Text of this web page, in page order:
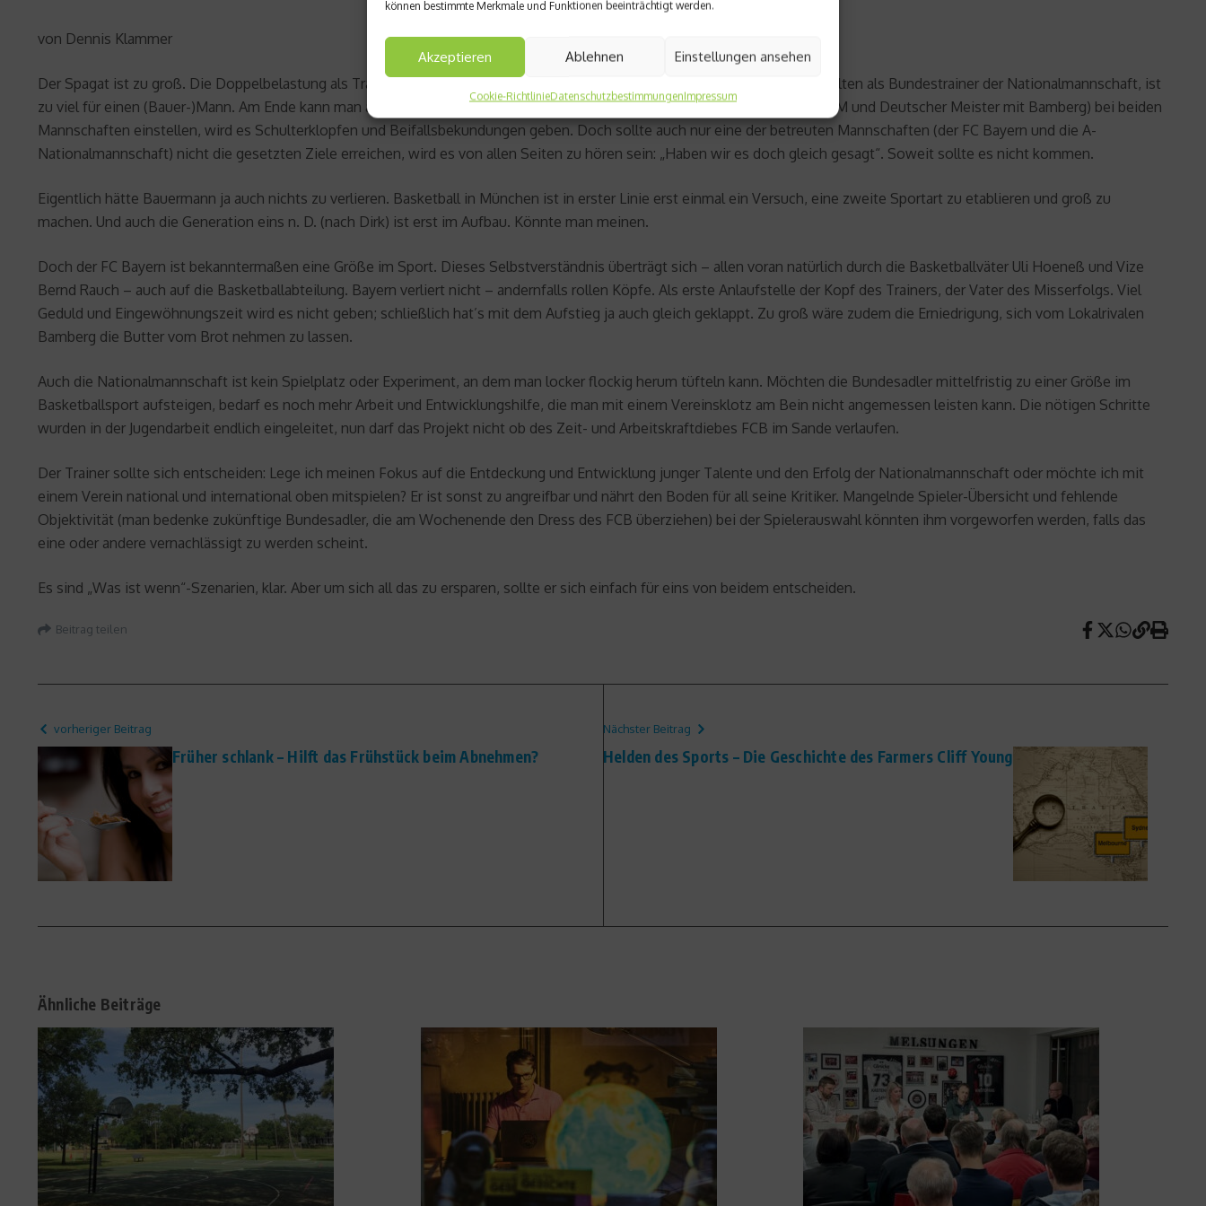
können bestimmte Merkmale und Funktionen beeinträchtigt werden.
Akzeptieren Ablehnen Einstellungen ansehen
Cookie-RichtlinieDatenschutzbestimmungenImpressum
von Dennis Klammer
Der Spagat ist zu groß. Die Doppelbelastung als Trainer, also sowohl die Betreuung eines Bundesligateams als auch das Walten als Bundestrainer der Nationalmannschaft, ist
zu viel für einen (Bauer-)Mann. Am Ende kann man als Trainer nur verlieren. Sollte sich der Erfolg wie 2005 (2. Platz bei der EM und Deutscher Meister mit Bamberg) bei beiden
Mannschaften einstellen, wird es Schulterklopfen und Beifallsbekundungen geben. Doch sollte auch nur eine der betreuten Mannschaften (der FC Bayern und die A-
Nationalmannschaft) nicht die gesetzten Ziele erreichen, wird es von allen Seiten zu hören sein: „Haben wir es doch gleich gesagt“. Soweit sollte es nicht kommen.
Eigentlich hätte Bauermann ja auch nichts zu verlieren. Basketball in München ist in erster Linie erst einmal ein Versuch, eine zweite Sportart zu etablieren und groß zu
machen. Und auch die Generation eins n. D. (nach Dirk) ist erst im Aufbau. Könnte man meinen.
Doch der FC Bayern ist bekanntermaßen eine Größe im Sport. Dieses Selbstverständnis überträgt sich – allen voran natürlich durch die Basketballväter Uli Hoeneß und Vize
Bernd Rauch – auch auf die Basketballabteilung. Bayern verliert nicht – andernfalls rollen Köpfe. Als erste Anlaufstelle der Kopf des Trainers, der Vater des Misserfolgs. Viel
Geduld und Eingewöhnungszeit wird es nicht geben; schließlich hat’s mit dem Aufstieg ja auch gleich geklappt. Zu groß wäre zudem die Erniedrigung, sich vom Lokalrivalen
Bamberg die Butter vom Brot nehmen zu lassen.
Auch die Nationalmannschaft ist kein Spielplatz oder Experiment, an dem man locker flockig herum tüfteln kann. Möchten die Bundesadler mittelfristig zu einer Größe im
Basketballsport aufsteigen, bedarf es noch mehr Arbeit und Entwicklungshilfe, die man mit einem Vereinsklotz am Bein nicht angemessen leisten kann. Die nötigen Schritte
wurden in der Jugendarbeit endlich eingeleitet, nun darf das Projekt nicht ob des Zeit- und Arbeitskraftdiebes FCB im Sande verlaufen.
Der Trainer sollte sich entscheiden: Lege ich meinen Fokus auf die Entdeckung und Entwicklung junger Talente und den Erfolg der Nationalmannschaft oder möchte ich mit
einem Verein national und international oben mitspielen? Er ist sonst zu angreifbar und nährt den Boden für all seine Kritiker. Mangelnde Spieler-Übersicht und fehlende
Objektivität (man bedenke zukünftige Bundesadler, die am Wochenende den Dress des FCB überziehen) bei der Spielerauswahl könnten ihm vorgeworfen werden, falls das
eine oder andere vernachlässigt zu werden scheint.
Es sind „Was ist wenn“-Szenarien, klar. Aber um sich all das zu ersparen, sollte er sich einfach für eins von beidem entscheiden.
Beitrag teilen
vorheriger Beitrag
Früher schlank – Hilft das Frühstück beim Abnehmen?
Nächster Beitrag
Helden des Sports – Die Geschichte des Farmers Cliff Young
Ähnliche Beiträge